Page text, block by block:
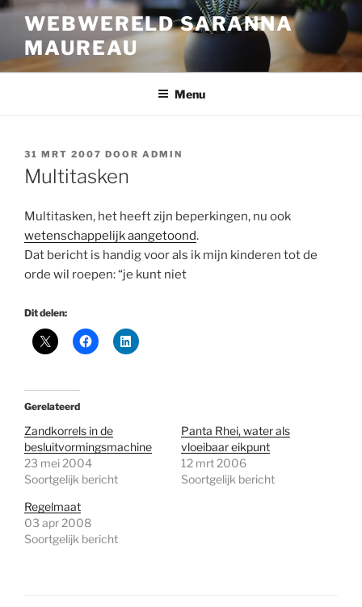
Ga
inhoud
WEBWERELD SARANNA
MAUREAU
Menu
GEPLAATST
OP
31 MRT 2007 DOOR ADMIN
Multitasken
Multitasken, het heeft zijn beperkingen, nu ook
wetenschappelijk aangetoond.
Dat bericht is handig voor als ik mijn kinderen tot de
orde wil roepen: “je kunt niet
Dit delen:
Gerelateerd
Zandkorrels in de
besluitvormingsmachine
23 mei 2004
Soortgelijk bericht
Panta Rhei, water als
vloeibaar eikpunt
12 mrt 2006
Soortgelijk bericht
Regelmaat
03 apr 2008
Soortgelijk bericht